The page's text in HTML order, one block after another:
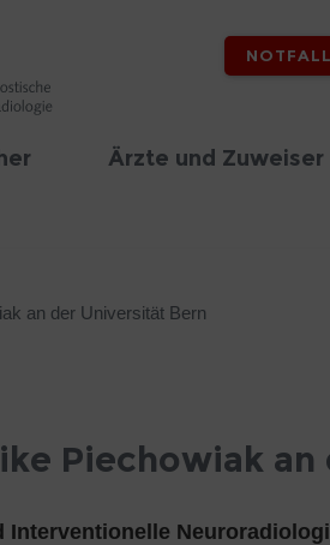
Ärzte und Zuweiser
an der Universität Bern
Piechowiak